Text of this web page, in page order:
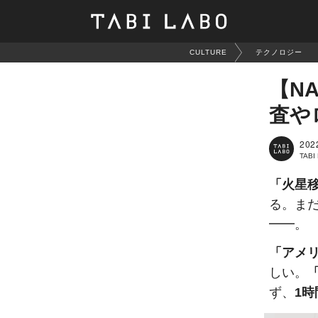
CULTURE テクノロジー
【
査や
TABI
「火星
る。ま
━━。
「アメ
しい。
ず、 1時